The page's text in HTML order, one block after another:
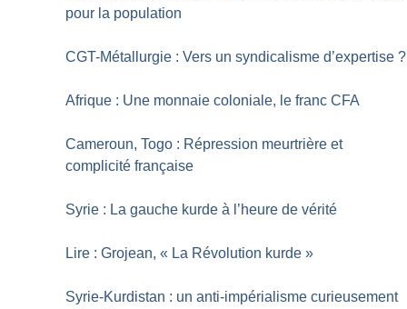
pour la population
CGT-Métallurgie : Vers un syndicalisme d’expertise ?
Afrique : Une monnaie coloniale, le franc CFA
Cameroun, Togo : Répression meurtrière et
complicité française
Syrie : La gauche kurde à l’heure de vérité
Lire : Grojean, « La Révolution kurde »
Syrie-Kurdistan : un anti-impérialisme curieusement